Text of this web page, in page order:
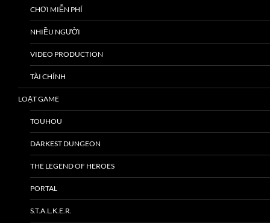
CHƠI MIỄN PHÍ
NHIỀU NGƯỜI
VIDEO PRODUCTION
TÀI CHÍNH
LOẠT GAME
TOUHOU
DARKEST DUNGEON
THE LEGEND OF HEROES
PORTAL
S.T.A.L.K.E.R.